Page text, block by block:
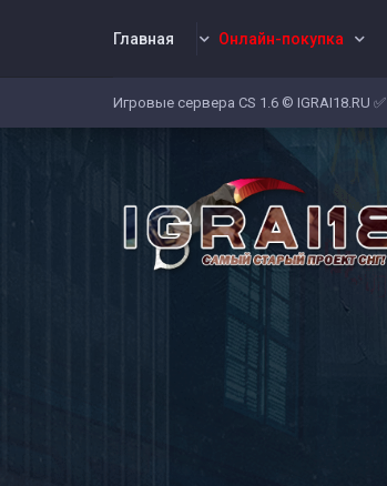
Главная Онлайн-покупка
Игровые сервера CS 1.6 © IGRAI18.RU ✅